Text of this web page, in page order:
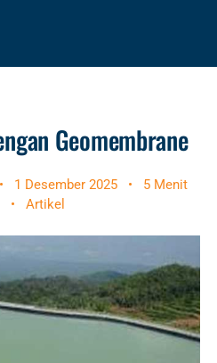
Geomembrane
• 1 Desember 2025 •
5 Menit
• Artikel